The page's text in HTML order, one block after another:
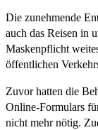
Die zunehmende
auch das Reisen in
Maskenpflicht
öffentlichen
Zuvor hatten die
Online-Formulars
nicht mehr nötig.